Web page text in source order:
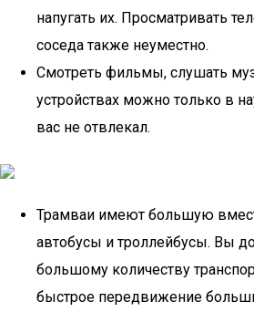
напугать их. Просматривать
соседа также неуместно.
Смотреть фильмы, слушать
устройствах можно только в
вас не отвлекал.
Трамваи имеют большую
автобусы и троллейбусы. Вы
большому количеству
быстрое передвижение